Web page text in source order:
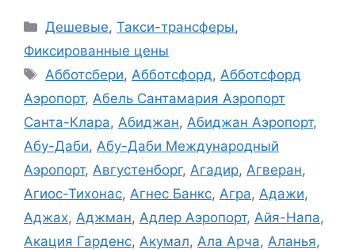
Рубрики
Дешевые,Такси-трансферы,
Фиксированные цены
Метки
Абботсбери, Абботсфорд, Абботсфорд
Аэропорт, Абель Сантамария Аэропорт
Санта-Клара, Абиджан, Абиджан Аэропорт,
Абу-Даби, Абу-Даби Международный
Аэропорт, Августенборг, Агадир, Агверан,
Агиос-Тихонас, Агнес Банкс, Агра, Адажи,
Аджах, Аджман, Адлер Аэропорт, Айя-Напа,
Акация Гарденс, Акумал, Ала Арча, Аланья,